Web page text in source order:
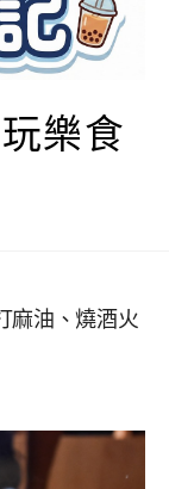
樂食
麻油、燒酒火